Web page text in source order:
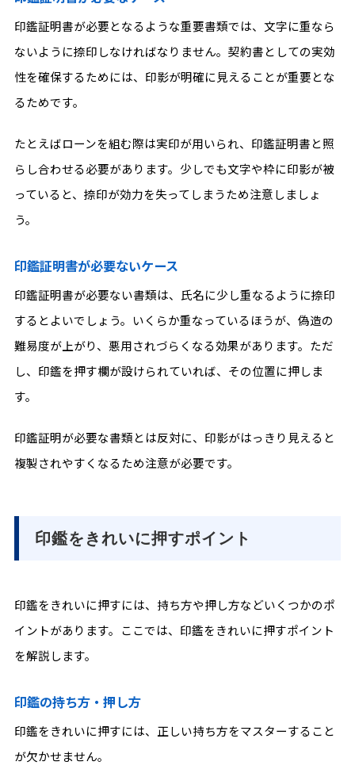
印鑑証明書が必要となるような重要書類では、文字に重なら
ないように捺印しなければなりません。契約書としての実効
性を確保するためには、印影が明確に見えることが重要とな
るためです。
たとえばローンを組む際は実印が用いられ、印鑑証明書と照
らし合わせる必要があります。少しでも文字や枠に印影が被
っていると、捺印が効力を失ってしまうため注意しましょ
う。
印鑑証明書が必要ないケース
印鑑証明書が必要ない書類は、氏名に少し重なるように捺印
するとよいでしょう。いくらか重なっているほうが、偽造の
難易度が上がり、悪用されづらくなる効果があります。ただ
し、印鑑を押す欄が設けられていれば、その位置に押しま
す。
印鑑証明が必要な書類とは反対に、印影がはっきり見えると
複製されやすくなるため注意が必要です。
印鑑をきれいに押すポイント
印鑑をきれいに押すには、持ち方や押し方などいくつかのポ
イントがあります。ここでは、印鑑をきれいに押すポイント
を解説します。
印鑑の持ち方・押し方
印鑑をきれいに押すには、正しい持ち方をマスターすること
が欠かせません。